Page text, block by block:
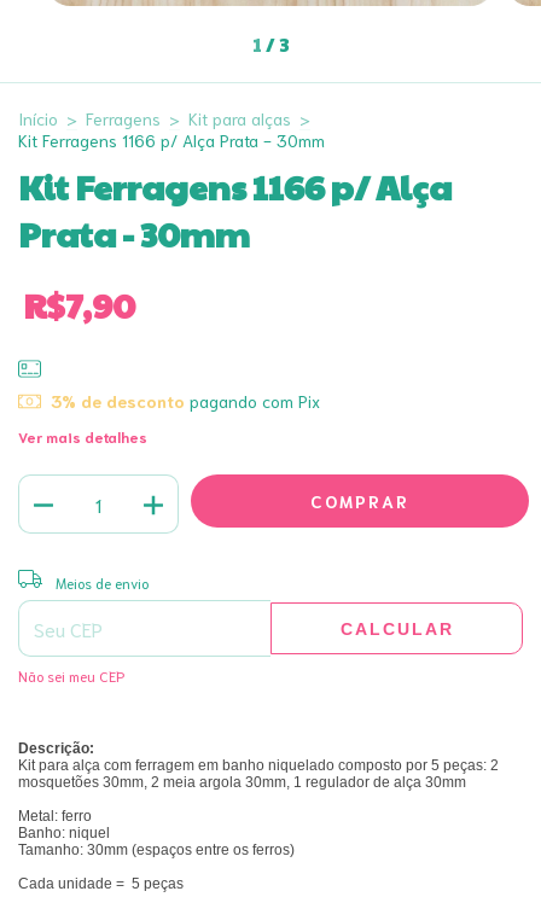
1/3
Início > Ferragens > Kit para alças >
Kit Ferragens 1166 p/ Alça Prata - 30mm
Kit Ferragens 1166 p/ Alça
Prata - 30mm
R$7,90
3% de desconto pagando com Pix
Ver mais detalhes
Entregas para o CEP:
Meios de envio
CALCULAR
Não sei meu CEP
Descrição:
Kit para alça com ferragem em banho niquelado composto por 5 peças: 2
mosquetões 30mm, 2 meia argola 30mm, 1 regulador de alça 30mm
Metal: ferro
Banho: niquel
Tamanho: 30mm (espaços entre os ferros)
Cada unidade = 5 peças